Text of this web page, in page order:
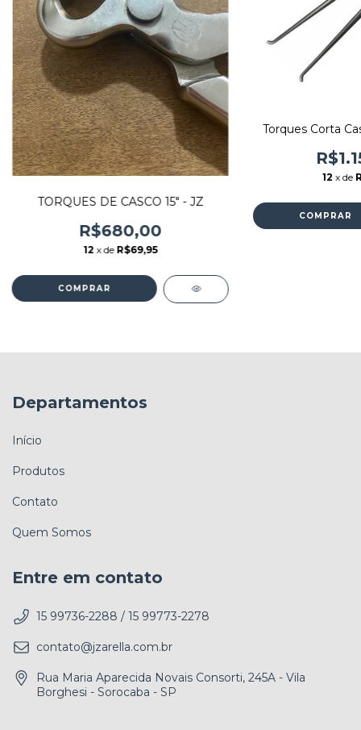
TORQUES DE CASCO 15" - JZ
R$680,00
12 x de R$69,95
Torques Corta
12 x de
COMPRAR
Departamentos
Início
Produtos
Contato
Quem Somos
Entre em contato
15 99736-2288 / 15 99773-2278
contato@jzarella.com.br
Rua Maria Aparecida Novais Consorti, 245A - Vila
Borghesi - Sorocaba - SP